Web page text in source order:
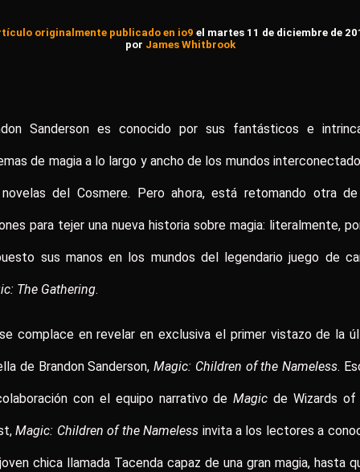
originalmente publicado en io9 el martes 11 de diciembre de
por James Whitbrook
Sanderson es conocido por sus fantásticos e
de magia a lo largo y ancho de los mundos
del Cosmere. Pero ahora, está retomando otra
para tejer una nueva historia sobre magia: literalmente,
sus manos en los mundos del legendario juego de
The Gathering.
complace en revelar en exclusiva el primer vistazo de la
de Brandon Sanderson,Magic: Children of the Nameless.
con el equipo narrativo deMagicde Wizards of
Magic: Children of the Nameless invita a los lectores a
chica llamada Tacenda capaz de una gran magia, hasta